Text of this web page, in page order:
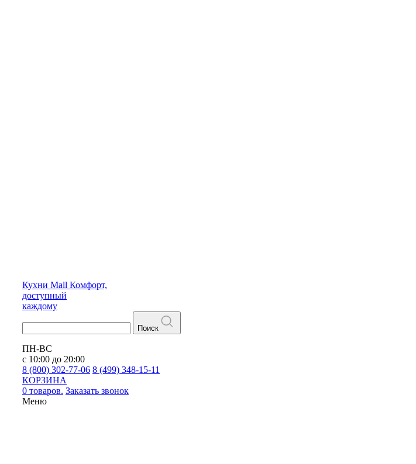
Кухни Mall Комфорт,
доступный
каждому
Поиск
ПН-ВС
с 10:00 до 20:00
8 (800) 302-77-06 8 (499) 348-15-11
КОРЗИНА
0 товаров. Заказать звонок
Меню